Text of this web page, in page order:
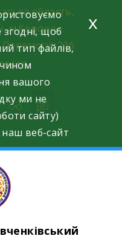
область,
м.Корсунь-
226.
щоб
тип файлів,
вашого
ми не
сайту)
веб-сайт
x